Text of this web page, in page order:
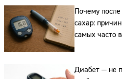
Почему
сахар:
самых часто
Диабет — не
Сайт:
Телефон: